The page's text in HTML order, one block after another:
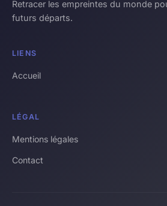
Retracer les empreintes du monde
futurs départs.
LIENS
Accueil
LÉGAL
Mentions légales
Contact